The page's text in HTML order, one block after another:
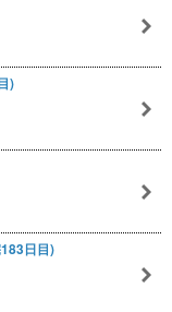
)
日目)